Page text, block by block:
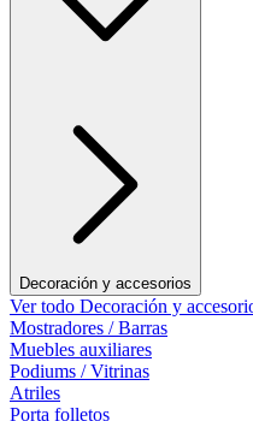
Decoración y accesorios
Ver todo Decoración y
Mostradores / Barras
Muebles auxiliares
Podiums / Vitrinas
Atriles
Porta folletos